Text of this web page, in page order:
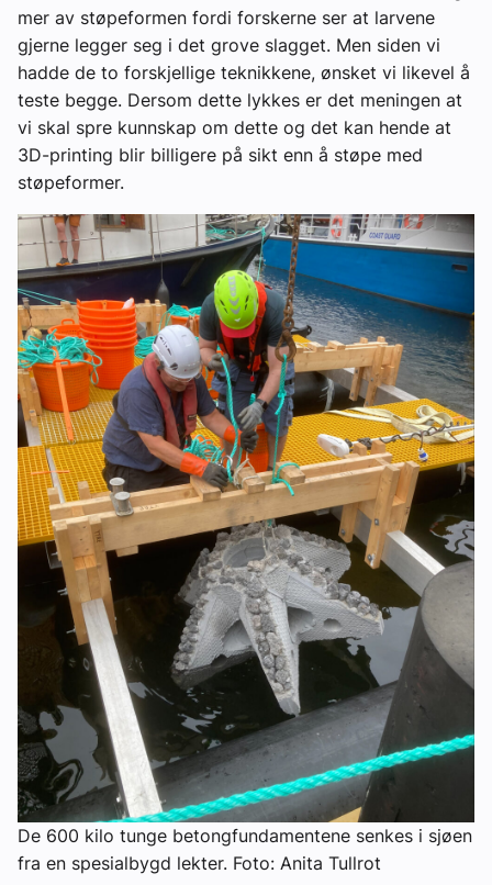
mer av støpeformen fordi forskerne ser at larvene
gjerne legger seg i det grove slagget. Men siden vi
hadde de to forskjellige teknikkene, ønsket vi likevel å
teste begge. Dersom dette lykkes er det meningen at
vi skal spre kunnskap om dette og det kan hende at
3D-printing blir billigere på sikt enn å støpe med
støpeformer.
De 600 kilo tunge betongfundamentene senkes i sjøen
fra en spesialbygd lekter. Foto: Anita Tullrot